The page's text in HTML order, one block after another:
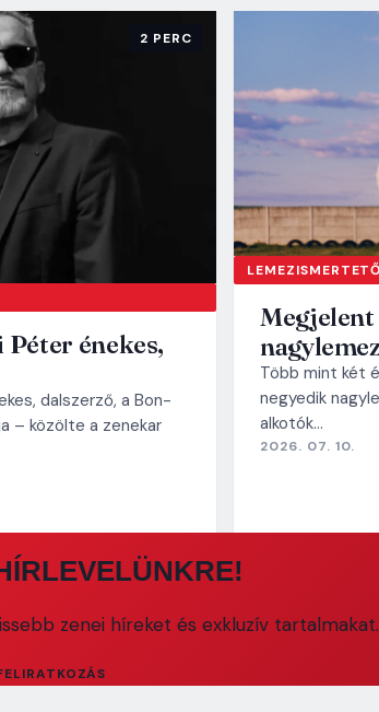
2 PERC
énekes,
dalszerző, a Bon-
– közölte a zenekar
LEMEZISMERTETŐ
Több mint két
negyedik
alkotók…
2026. 07. 10.
zenei híreket és exkluzív tartalmakat.